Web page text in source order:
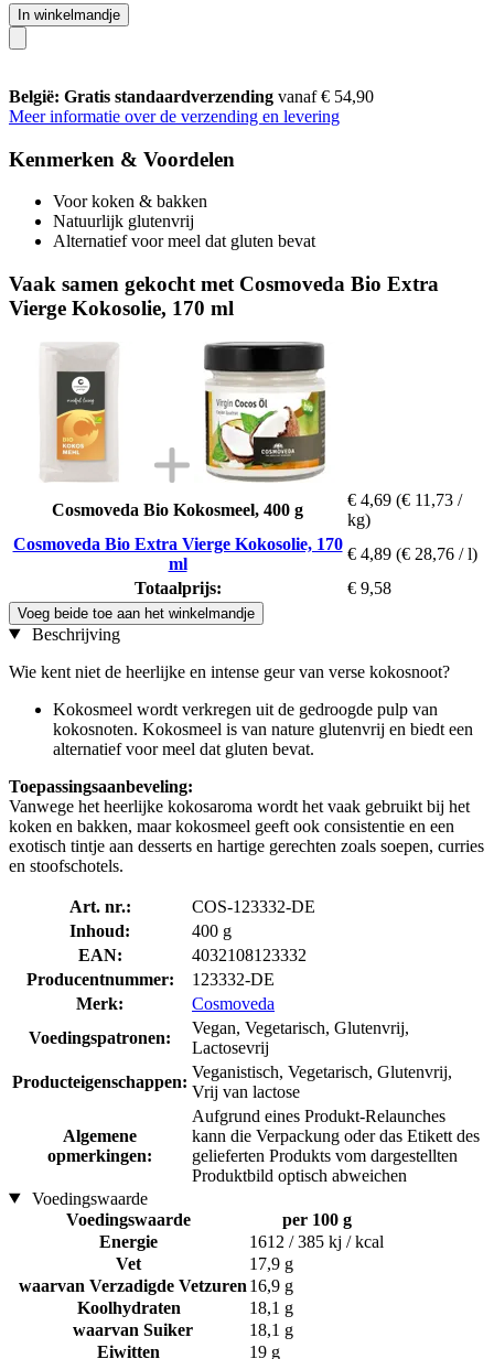
In winkelmandje
België: Gratis standaardverzending vanaf € 54,90
Meer informatie over de verzending en levering
Kenmerken & Voordelen
Voor koken & bakken
Natuurlijk glutenvrij
Alternatief voor meel dat gluten bevat
Vaak samen gekocht met Cosmoveda Bio Extra
Vierge Kokosolie, 170 ml
Cosmoveda Bio Kokosmeel, 400 g
€ 4,69 (€ 11,73 /
kg)
Cosmoveda Bio Extra Vierge Kokosolie, 170
ml
€ 4,89 (€ 28,76 / l)
Totaalprijs:
€ 9,58
Voeg beide toe aan het winkelmandje
Beschrijving
Wie kent niet de heerlijke en intense geur van verse kokosnoot?
Kokosmeel wordt verkregen uit de gedroogde pulp van
kokosnoten. Kokosmeel is van nature glutenvrij en biedt een
alternatief voor meel dat gluten bevat.
Toepassingsaanbeveling:
Vanwege het heerlijke kokosaroma wordt het vaak gebruikt bij het
koken en bakken, maar kokosmeel geeft ook consistentie en een
exotisch tintje aan desserts en hartige gerechten zoals soepen, curries
en stoofschotels.
Art. nr.:
COS-123332-DE
Inhoud:
400 g
EAN:
4032108123332
Producentnummer:
123332-DE
Merk:
Cosmoveda
Voedingspatronen:
Vegan, Vegetarisch, Glutenvrij,
Lactosevrij
Producteigenschappen:
Veganistisch, Vegetarisch, Glutenvrij,
Vrij van lactose
Algemene
opmerkingen:
Aufgrund eines Produkt-Relaunches
kann die Verpackung oder das Etikett des
gelieferten Produkts vom dargestellten
Produktbild optisch abweichen
Voedingswaarde
Voedingswaarde
per 100 g
Energie
1612 / 385 kj / kcal
Vet
17,9 g
waarvan Verzadigde Vetzuren 16,9 g
Koolhydraten
18,1 g
waarvan Suiker
18,1 g
Eiwitten
19 g